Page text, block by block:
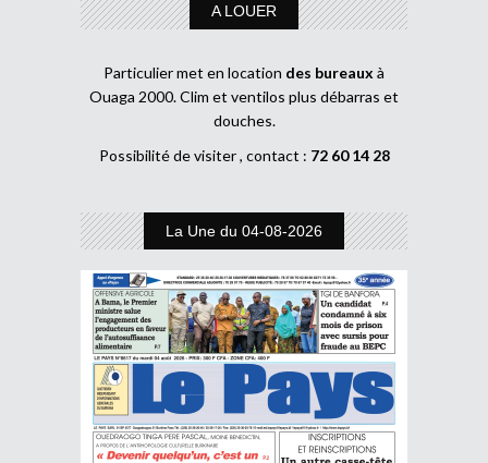
A LOUER
Particulier met en location des bureaux à
Ouaga 2000. Clim et ventilos plus débarras et
douches.
Possibilité de visiter , contact : 72 60 14 28
La Une du 04-08-2026